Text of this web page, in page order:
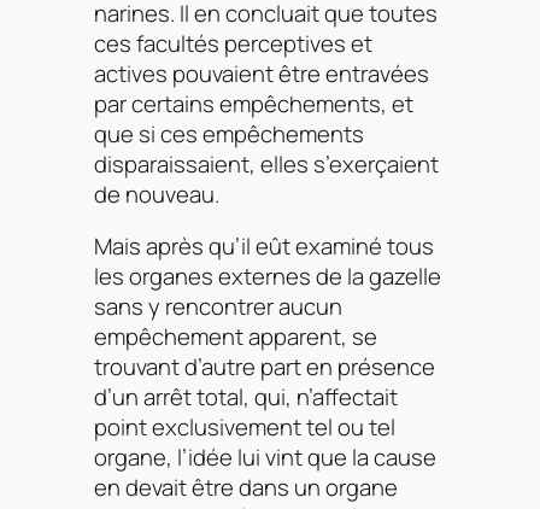
narines. Il en concluait que toutes
ces facultés perceptives et
actives pouvaient être entravées
par certains empêchements, et
que si ces empêchements
disparaissaient, elles s’exerçaient
de nouveau.
Mais après qu’il eût examiné tous
les organes externes de la gazelle
sans y rencontrer aucun
empêchement apparent, se
trouvant d’autre part en présence
d’un arrêt total, qui, n’affectait
point exclusivement tel ou tel
organe, l’idée lui vint que la cause
en devait être dans un organe